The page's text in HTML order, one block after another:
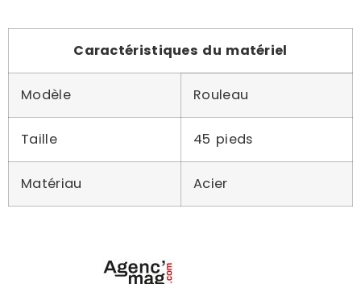
Caractéristiques du matériel
Modèle Rouleau
Taille 45 pieds
Matériau Acier